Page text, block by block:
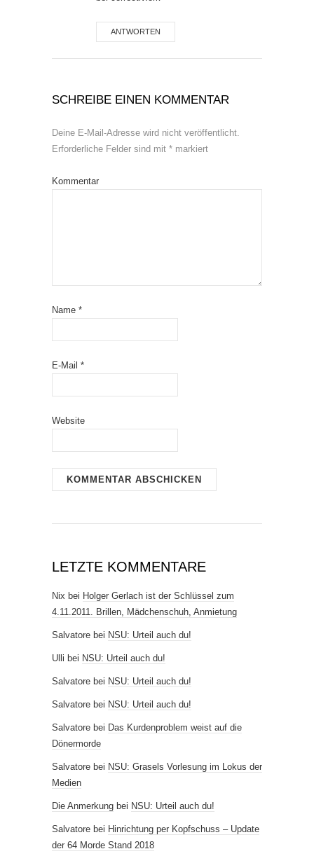
ANTWORTEN
SCHREIBE EINEN KOMMENTAR
Deine E-Mail-Adresse wird nicht veröffentlicht.
Erforderliche Felder sind mit * markiert
Kommentar
Name *
E-Mail *
Website
LETZTE KOMMENTARE
Nix bei Holger Gerlach ist der Schlüssel zum
4.11.2011. Brillen, Mädchenschuh, Anmietung
Salvatore bei NSU: Urteil auch du!
Ulli bei NSU: Urteil auch du!
Salvatore bei NSU: Urteil auch du!
Salvatore bei NSU: Urteil auch du!
Salvatore bei Das Kurdenproblem weist auf die
Dönermorde
Salvatore bei NSU: Grasels Vorlesung im Lokus der
Medien
Die Anmerkung bei NSU: Urteil auch du!
Salvatore bei Hinrichtung per Kopfschuss – Update
der 64 Morde Stand 2018